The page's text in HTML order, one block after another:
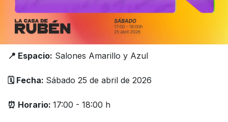
📍 Espacio: Salones Amarillo y Azul
🗓️ Fecha: Sábado 25 de abril de 2026
⏰ Horario: 17:00 - 18:00 h